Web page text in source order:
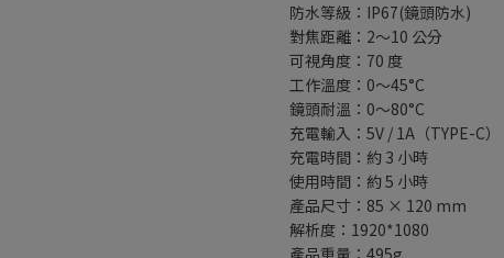
防水等級：IP67(鏡頭防水)
對焦距離：2～10 公分
可視角度：70 度
工作溫度：0～45°C
鏡頭耐溫：0～80°C
充電輸入：5V / 1A（TYPE-C）
充電時間：約 3 小時
使用時間：約 5 小時
產品尺寸：85 × 120 mm
解析度：1920*1080
產品重量：495g